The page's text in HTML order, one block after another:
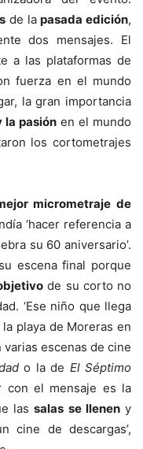
de lapasada edición,
dos mensajes. El
a las plataformas de
fuerza en el mundo
la gran importancia
la pasiónen el mundo
los cortometrajes
micrometraje de
‘hacer referencia a
su 60 aniversario’.
escena final porque
de su corto no
‘Ese niño que llega
playa de Moreras en
escenas de cine
o la de El Séptimo
con el mensaje es la
lassalas se lleneny
cine de descargas’,